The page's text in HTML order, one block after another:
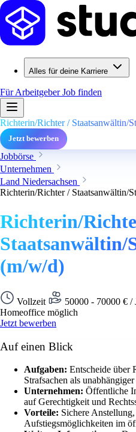
Alles für deine Karriere
Für ArbeitgeberJob finden
Richterin/Richter / Staatsanwältin/
Jetzt bewerben
Jobbörse
Unternehmen
Land Niedersachsen
Richterin/Richter / Staatsanwältin/
Richterin/
Staatsanwältin/
(m/w/d)
Vollzeit 50000 - 70000 € /
Homeoffice möglich
Jetzt bewerben
Auf einen Blick
Aufgaben: Entscheide über
Strafsachen als
Unternehmen: Öffentliche
auf Gerechtigkeit und
Vorteile: Sichere
Aufstiegsmöglichkeiten im